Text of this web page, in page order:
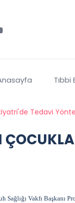
Tıbbi
Tedavi
Sağlığı Vakfı Başkanı